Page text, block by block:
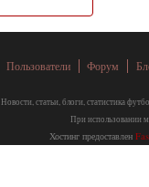
Пользователи Форум
Новости, статьи, блоги, статистика
При использовании
Хостинг предоставлен